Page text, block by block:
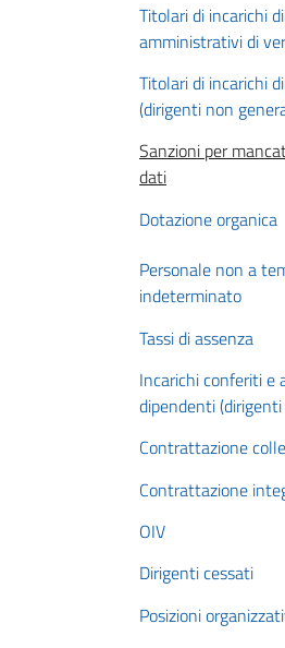
Titolari di incarichi
amministrativi di
Titolari di incarichi
(dirigenti non
Sanzioni per
dati
Dotazione organica
Personale non a
indeterminato
Tassi di assenza
Incarichi conferiti e
dipendenti
Contrattazione
Contrattazione
OIV
Dirigenti cessati
Posizioni